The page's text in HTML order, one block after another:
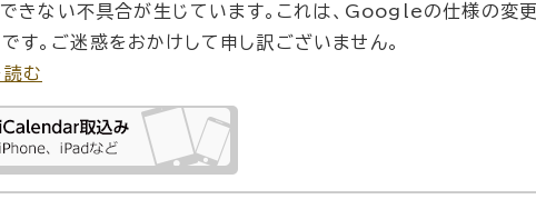
きない不具合が生じています。これは、Googleの仕様の変更
す。ご迷惑をおかけして申し訳ございません。
む